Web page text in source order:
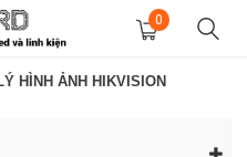
0
HÌNH ẢNH HIKVISION